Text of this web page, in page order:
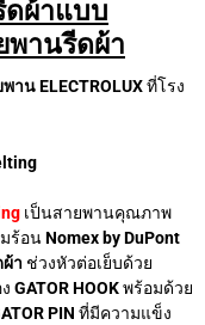
ดผ้าแบบ
ยพานรีดผ้า
น ELECTROLUXที่โรง
เป็นสายพานคุณภาพ
ร้อนNomex by DuPont
า ช่วงหัวต่อเย็บด้วย
GATOR HOOKพร้อมด้วย
PIN ที่มีความแข็ง